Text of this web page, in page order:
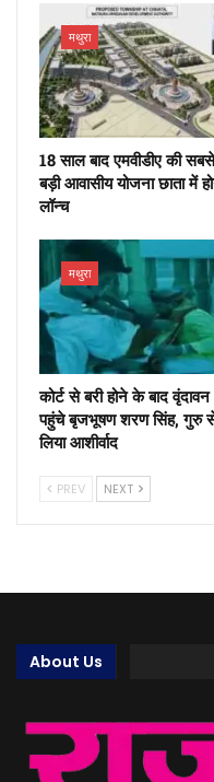
मथुरा
18 साल बाद एमवीडीए की सबसे
बड़ी आवासीय योजना छाता में
लॉन्च
मथुरा
कोर्ट से बरी होने के बाद वृंदावन
पहुंचे बृजभूषण शरण सिंह, गुरु
लिया आशीर्वाद
PREV NEXT
About Us